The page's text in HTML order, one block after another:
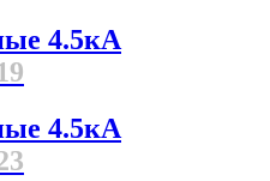
4.5кА
4.5кА